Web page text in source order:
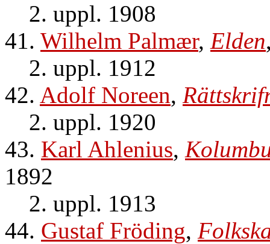
2. uppl. 1908
41. Wilhelm Palmær, Elden
2. uppl. 1912
42. Adolf Noreen,
2. uppl. 1920
43. Karl Ahlenius,
1892
2. uppl. 1913
44. Gustaf Fröding,